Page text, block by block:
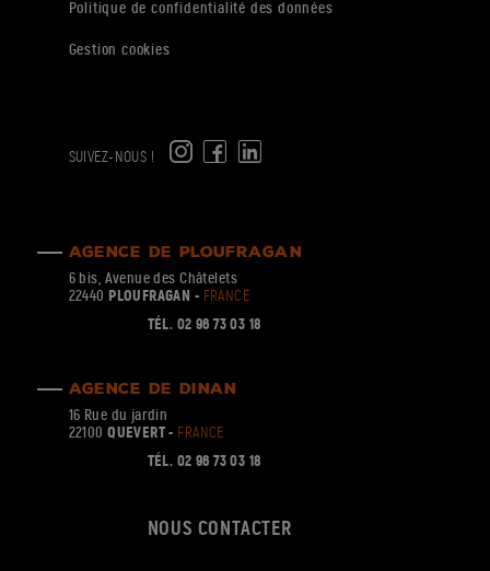
AGENCE DE PLOUFRAGAN
6 bis, Avenue des Châtelets
22440 PLOUFRAGAN - FRANCE
TÉL. 02 96 73 03 18
AGENCE DE DINAN
16 Rue du jardin
22100QUEVERT - FRANCE
TÉL. 02 96 73 03 18
NOUS CONTACTER
Politique de confidentialité des données
Gestion cookies
SUIVEZ-NOUS ! e g c